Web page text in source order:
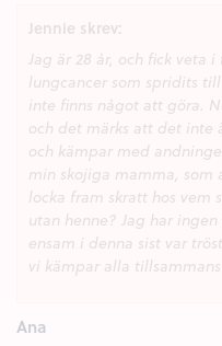
Jennie skrev:
Jag är 28 år, och fick veta
lungcancer som spridits
inte finns något att göra.
och det märks att det inte
och kämpar med
min skojiga mamma,
locka fram skratt hos vem
utan henne? Jag har
ensam i denna sist var
vi kämpar alla tillsammans
Ana